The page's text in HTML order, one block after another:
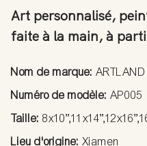
Art personnalisé,
faite à la main, à
Nom de marque: ARTLAND
Numéro de modèle: AP005
Taille:
Lieu d'origine: Xiamen